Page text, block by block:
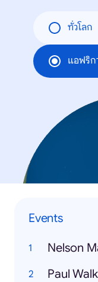
ทั่วโลก
แอฟริก
Events
Nelson
Paul